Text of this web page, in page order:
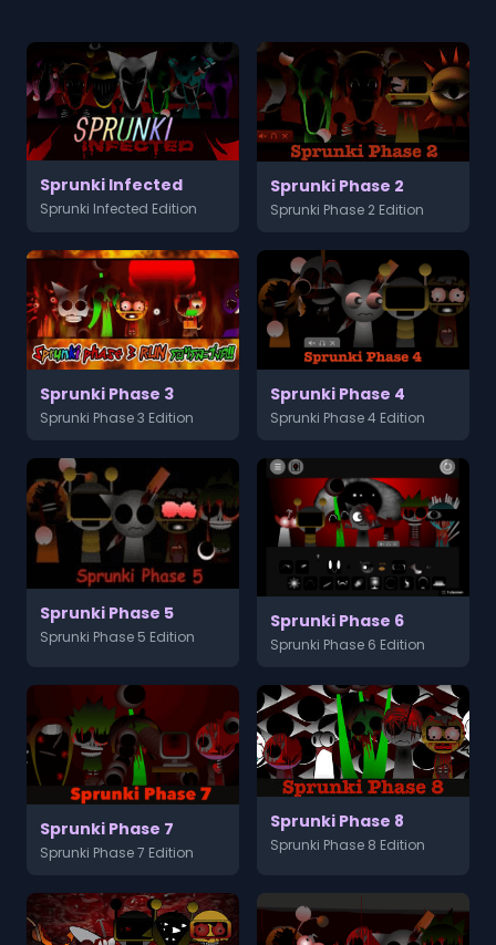
Sprunki Infected
Sprunki Infected Edition
Sprunki Phase 2
Sprunki Phase 2 Edition
Sprunki Phase 3
Sprunki Phase 3 Edition
Sprunki Phase 4
Sprunki Phase 4 Edition
Sprunki Phase 5
Sprunki Phase 5 Edition
Sprunki Phase 6
Sprunki Phase 6 Edition
Sprunki Phase 7
Sprunki Phase 7 Edition
Sprunki Phase 8
Sprunki Phase 8 Edition